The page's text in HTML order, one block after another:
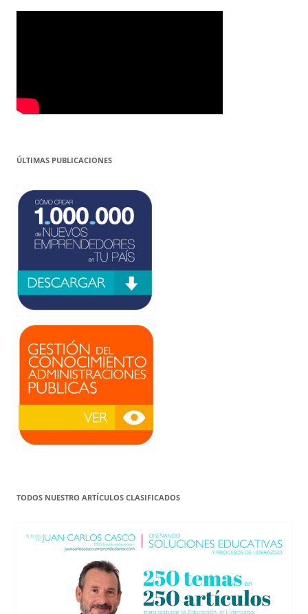
ÚLTIMAS PUBLICACIONES
TODOS NUESTRO ARTÍCULOS CLASIFICADOS